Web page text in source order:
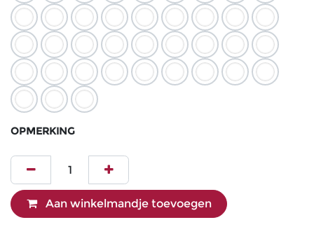
OPMERKING
Aan winkelmandje toevoegen